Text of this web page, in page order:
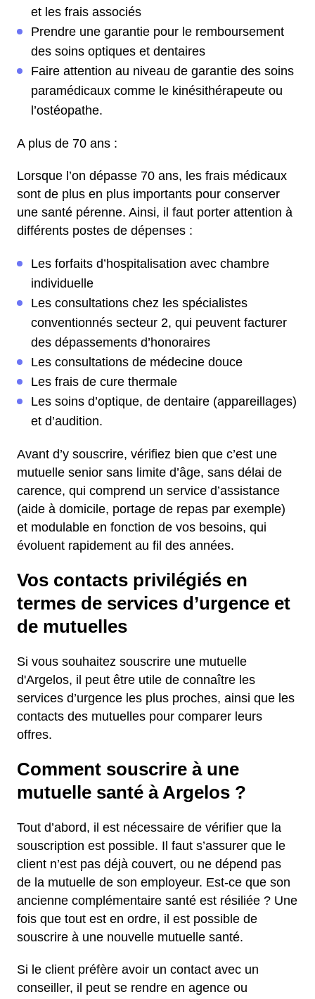
et les frais associés
Prendre une garantie pour le remboursement
des soins optiques et dentaires
Faire attention au niveau de garantie des soins
paramédicaux comme le kinésithérapeute ou
l’ostéopathe.
A plus de 70 ans :
Lorsque l’on dépasse 70 ans, les frais médicaux
sont de plus en plus importants pour conserver
une santé pérenne. Ainsi, il faut porter attention à
différents postes de dépenses :
Les forfaits d’hospitalisation avec chambre
individuelle
Les consultations chez les spécialistes
conventionnés secteur 2, qui peuvent facturer
des dépassements d’honoraires
Les consultations de médecine douce
Les frais de cure thermale
Les soins d’optique, de dentaire (appareillages)
et d’audition.
Avant d’y souscrire, vérifiez bien que c’est une
mutuelle senior sans limite d’âge, sans délai de
carence, qui comprend un service d’assistance
(aide à domicile, portage de repas par exemple)
et modulable en fonction de vos besoins, qui
évoluent rapidement au fil des années.
Vos contacts privilégiés en
termes de services d’urgence et
de mutuelles
Si vous souhaitez souscrire une mutuelle
d'Argelos, il peut être utile de connaître les
services d’urgence les plus proches, ainsi que les
contacts des mutuelles pour comparer leurs
offres.
Comment souscrire à une
mutuelle santé à Argelos ?
Tout d’abord, il est nécessaire de vérifier que la
souscription est possible. Il faut s’assurer que le
client n’est pas déjà couvert, ou ne dépend pas
de la mutuelle de son employeur. Est-ce que son
ancienne complémentaire santé est résiliée ? Une
fois que tout est en ordre, il est possible de
souscrire à une nouvelle mutuelle santé.
Si le client préfère avoir un contact avec un
conseiller, il peut se rendre en agence ou